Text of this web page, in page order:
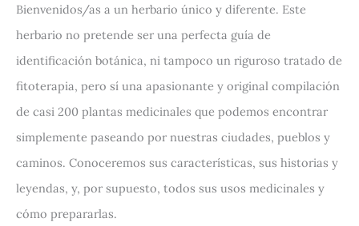
Bienvenidos/as a un herbario único y diferente. Este
herbario no pretende ser una perfecta guía de
identificación botánica, ni tampoco un riguroso tratado de
fitoterapia, pero sí una apasionante y original compilación
de casi 200 plantas medicinales que podemos encontrar
simplemente paseando por nuestras ciudades, pueblos y
caminos. Conoceremos sus características, sus historias y
leyendas, y, por supuesto, todos sus usos medicinales y
cómo prepararlas.